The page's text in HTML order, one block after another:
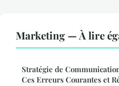
Marketing — À lire
Stratégie de
Ces Erreurs Courantes et